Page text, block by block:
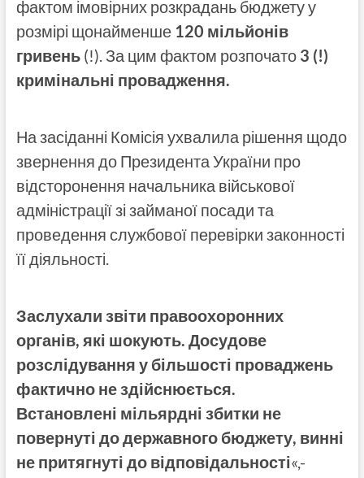
фактом імовірних розкрадань бюджету у
розмірі щонайменше 120 мільйонів
гривень (!). За цим фактом розпочато 3 (!)
кримінальні провадження.
На засіданні Комісія ухвалила рішення щодо
звернення до Президента України про
відсторонення начальника військової
адміністрації зі займаної посади та
проведення службової перевірки законності
її діяльності.
Заслухали звіти правоохоронних
органів, які шокують. Досудове
розслідування у більшості проваджень
фактично не здійснюється.
Встановлені мільярдні збитки не
повернуті до державного бюджету, винні
не притягнуті до відповідальності«,-